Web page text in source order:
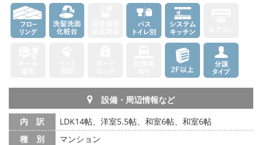
設備・周辺情報など
内 訳
LDK14帖、洋室5.5帖、和室6帖、和室6帖
種 別
マンション